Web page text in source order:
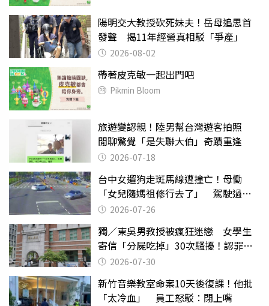
陽明交大教授砍死妹夫！岳母追思首
發聲 揭11年經營真相駁「爭產」
2026-08-02
帶著皮克敏一起出門吧
Pikmin Bloom
旅遊變認親！陸男幫台灣遊客拍照
閒聊驚覺「是失聯大伯」奇蹟重逢
2026-07-18
台中女遛狗走斑馬線遭撞亡！母慟
「女兒隨媽祖修行去了」 駕駛過失
致死判9月
2026-07-26
獨／東吳男教授被瘋狂迷戀 女學生
寄信「分屍吃掉」30次騷擾！認罪免
關 2026-07-30
新竹音樂教室命案10天後復課！他批
「太冷血」 員工怒駁：閉上嘴